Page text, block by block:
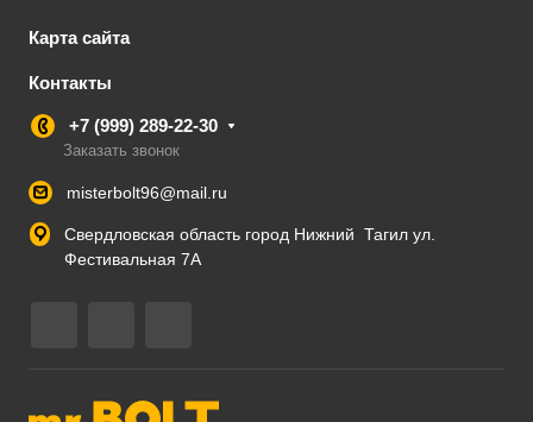
Карта сайта
Контакты
+7 (999) 289-22-30
Заказать звонок
misterbolt96@mail.ru
Свердловская область город Нижний Тагил ул.
Фестивальная 7А